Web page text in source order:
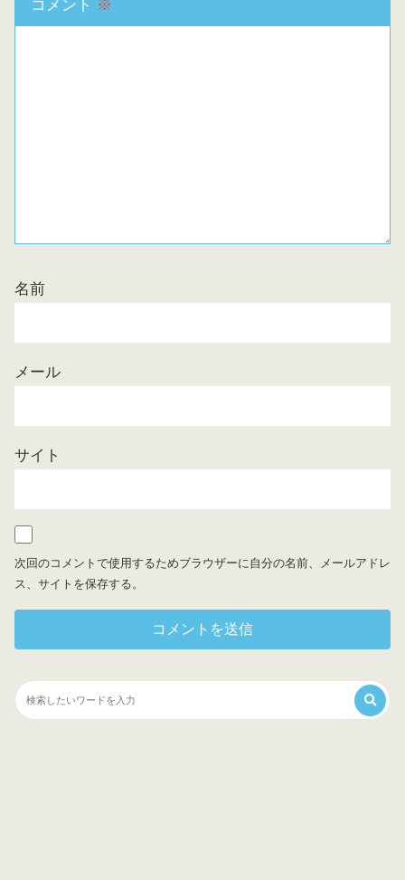
コメント ※
名前
メール
サイト
次回のコメントで使用するためブラウザーに自分の名前、メールアドレ
ス、サイトを保存する。